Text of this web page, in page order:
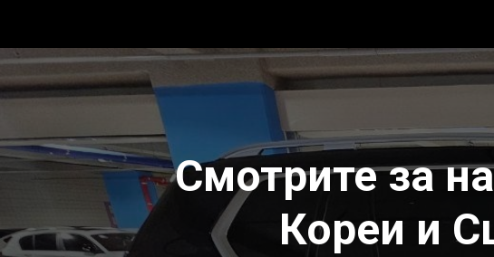
Смотрите за
Кореи и